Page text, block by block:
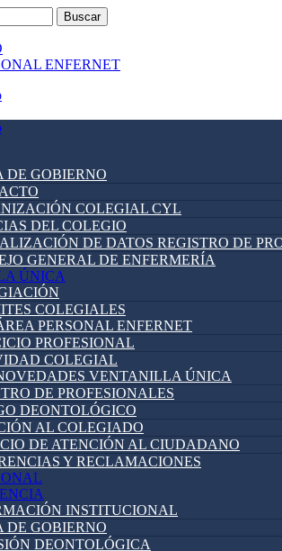
ENFERNET
DE GOBIERNO
COLEGIAL CYL
DEL COLEGIO
DE DATOS REGISTRO DE
GENERAL DE ENFERMERÍA
ÚNICA
COLEGIALES
PERSONAL ENFERNET
PROFESIONAL
COLEGIAL
VENTANILLA ÚNICA
DE PROFESIONALES
DEONTOLÓGICO
AL COLEGIADO
DE ATENCIÓN AL CIUDADANO
Y RECLAMACIONES
INSTITUCIONAL
DE GOBIERNO
DEONTOLÓGICA